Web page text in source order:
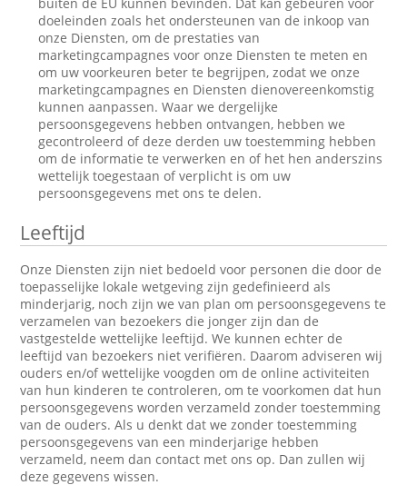
doeleinden zoals het ondersteunen van de inkoop van
onze Diensten, om de prestaties van
marketingcampagnes voor onze Diensten te meten en
om uw voorkeuren beter te begrijpen, zodat we onze
marketingcampagnes en Diensten dienovereenkomstig
kunnen aanpassen. Waar we dergelijke
persoonsgegevens hebben ontvangen, hebben we
gecontroleerd of deze derden uw toestemming hebben
om de informatie te verwerken en of het hen anderszins
wettelijk toegestaan of verplicht is om uw
persoonsgegevens met ons te delen.
Leeftijd
Onze Diensten zijn niet bedoeld voor personen die door de
toepasselijke lokale wetgeving zijn gedefinieerd als
minderjarig, noch zijn we van plan om persoonsgegevens te
verzamelen van bezoekers die jonger zijn dan de
vastgestelde wettelijke leeftijd. We kunnen echter de
leeftijd van bezoekers niet verifiëren. Daarom adviseren wij
ouders en/of wettelijke voogden om de online activiteiten
van hun kinderen te controleren, om te voorkomen dat hun
persoonsgegevens worden verzameld zonder toestemming
van de ouders. Als u denkt dat we zonder toestemming
persoonsgegevens van een minderjarige hebben
verzameld, neem dan contact met ons op. Dan zullen wij
deze gegevens wissen.